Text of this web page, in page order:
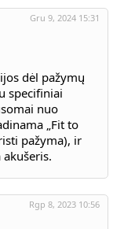
Gru 9, 2024 15:31
dėl pažymų
specifiniai
nuo
„Fit to
pažyma), ir
Rgp 8, 2023 10:56